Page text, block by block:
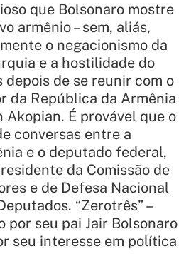
que Bolsonaro mostre
armênio – sem, aliás,
o negacionismo da
e a hostilidade do
depois de se reunir com o
da República da Armênia
Akopian. É provável que o
conversas entre a
e o deputado federal,
da Comissão de
e de Defesa Nacional
“Zerotrês” –
por seu pai Jair Bolsonaro
seu interesse em política